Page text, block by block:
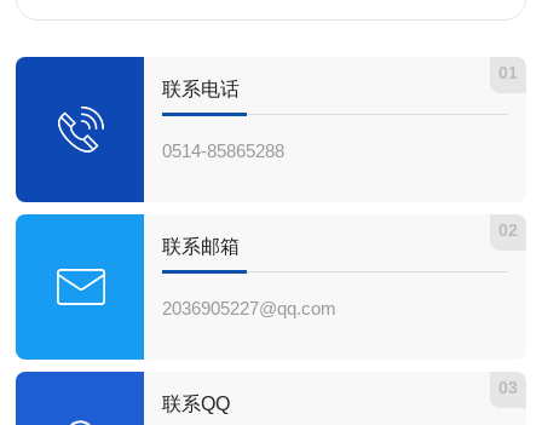
阀占比快速增长；二是国产替代加速推进，国内优
份额；三是应用领域不断拓展，从传统的水处理、
务的电动蝶阀生产企业，对保障工程质量和长...
联系电话
0514-85865288
01
联系邮箱
2036905227@qq.com
02
联系QQ
03